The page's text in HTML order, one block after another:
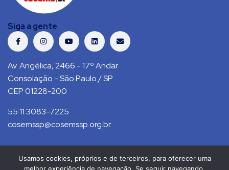
Siga a gente
Av. Angélica, 2466 - 17º Andar
Consolação - São Paulo / SP
CEP 01228-200
55 11 3083-7225
cosemssp@cosemssp.org.br
Usamos cookies, próprios e de terceiros, para oferecer uma